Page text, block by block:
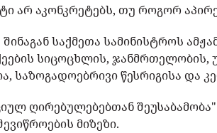
არ აკონკრეტებს, თუ როგორ
საქმეთა სამინისტროს
სიცოცხლის, ჯანმრთელობის,
საზოგადოებრივი წესრიგისა და
ღირებულებებთან
მიზეზი.